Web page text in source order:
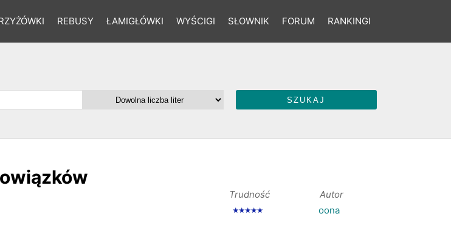
REBUSY ŁAMIGŁÓWKI WYŚCIGI SŁOWNIK FORUM RANKINGI
Trudność Autor
★★★★★ oona